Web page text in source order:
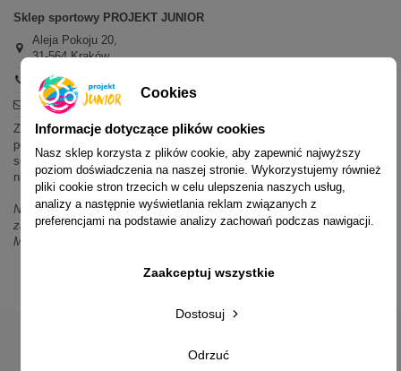
Sklep sportowy PROJEKT JUNIOR
Aleja Pokoju 20,
31-564 Kraków
+48 600 779 897
sklep@projektjunior.pl
Zapraszamy do sklepu stacjonarnego:
poniedziałek - piątek: 11.00-19.00
sobota: 10.00-14.00
niedziela (każda): nieczynne
Nie odpowiadamy na wiadomości SMS. W sprawach dotyczących
zamówień i oferty prosimy o kontakt mailowy, telefoniczny lub przez
Messenger.
Cookies
Informacje dotyczące plików cookies
Nasz sklep korzysta z plików cookie, aby zapewnić najwyższy
poziom doświadczenia na naszej stronie. Wykorzystujemy również
pliki cookie stron trzecich w celu ulepszenia naszych usług,
analizy a następnie wyświetlania reklam związanych z
preferencjami na podstawie analizy zachowań podczas nawigacji.
Odrzuć
Dostosuj
Zaakceptuj wszystkie
© 2014-2023 Projekt Junior Aleja Pokoju 20, 31-564 Kraków